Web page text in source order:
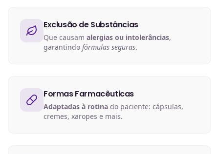
Exclusão de Substâncias
Que causam alergias ou intolerâncias,
garantindo fórmulas seguras.
Formas Farmacêuticas
Adaptadas à rotina do paciente: cápsulas,
cremes, xaropes e mais.